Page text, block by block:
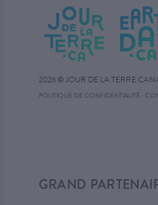
2026 © JOUR DE LA TERRE
POLITIQUE DE CONFIDENTIALITÉ
GRAND